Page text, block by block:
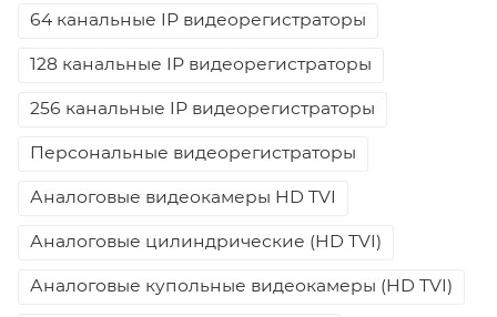
64 канальные IP видеорегистраторы
128 канальные IP видеорегистраторы
256 канальные IP видеорегистраторы
Персональные видеорегистраторы
Аналоговые видеокамеры HD TVI
Аналоговые цилиндрические (HD TVI)
Аналоговые купольные видеокамеры (HD TVI)